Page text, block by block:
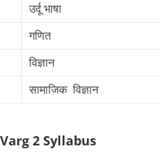
उर्दू भाषा
गणित
विज्ञान
सामाजिक विज्ञान
2 Syllabus